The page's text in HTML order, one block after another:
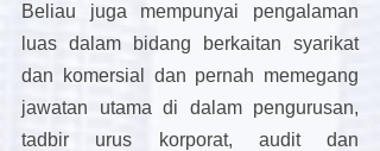
Beliau juga mempunyai pengalaman
luas dalam bidang berkaitan syarikat
dan komersial dan pernah memegang
jawatan utama di dalam pengurusan,
tadbir urus korporat, audit dan